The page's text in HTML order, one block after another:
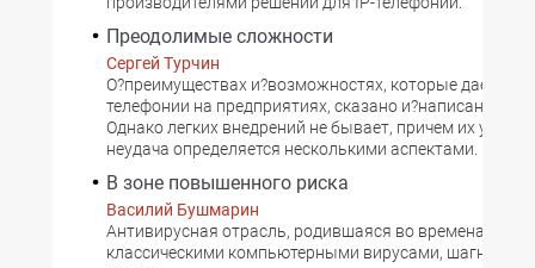
Преодолимые сложности
Сергей Турчин
О?преимуществах и?возможностях, которые дает
телефонии на предприятиях, сказано и?написано
Однако легких внедрений не бывает, причем их успех
неудача определяется несколькими аспектами.
В зоне повышенного риска
Василий Бушмарин
Антивирусная отрасль, родившаяся во времена
классическими компьютерными вирусами, шагнула